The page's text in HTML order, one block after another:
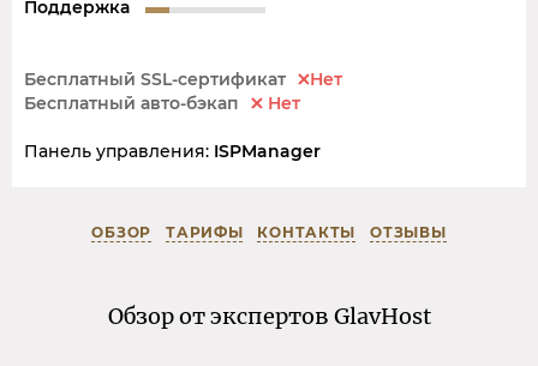
Поддержка
Бесплатный SSL-сертификат
Нет
Бесплатный авто-бэкап
Нет
Панель управления: ISPManager
ОБЗОР ТАРИФЫ КОНТАКТЫ ОТЗЫВЫ
Обзор от экспертов GlavHost